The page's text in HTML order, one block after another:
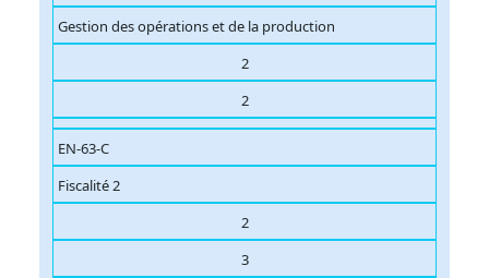
Gestion des opérations et de la production
2
2
EN-63-C
Fiscalité 2
2
3